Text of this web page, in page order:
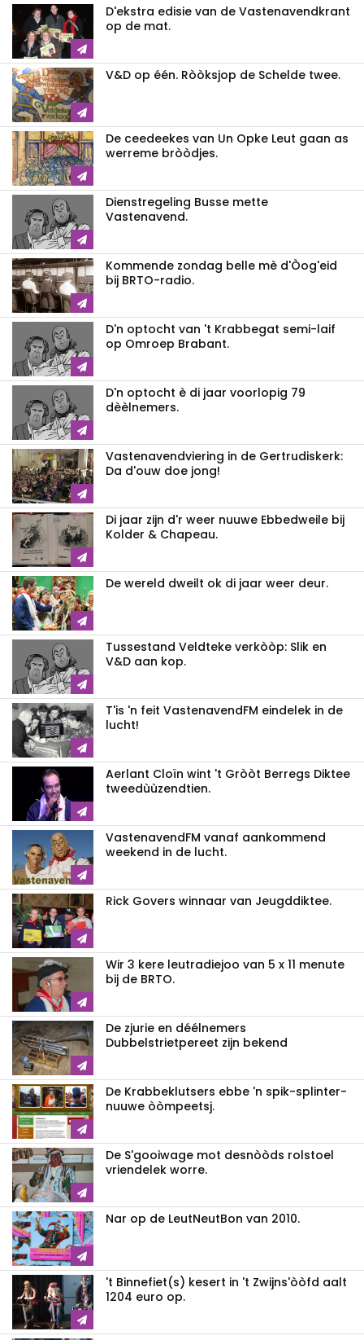
D'ekstra edisie van de Vastenavendkrant
op de mat.
V&D op één. Ròòksjop de Schelde twee.
De ceedeekes van Un Opke Leut gaan as
werreme bròòdjes.
Dienstregeling Busse mette
Vastenavend.
Kommende zondag belle mè d'Òog'eid
bij BRTO-radio.
D'n optocht van 't Krabbegat semi-laif
op Omroep Brabant.
D'n optocht è di jaar voorlopig 79
dèèlnemers.
Vastenavendviering in de Gertrudiskerk:
Da d'ouw doe jong!
Di jaar zijn d'r weer nuuwe Ebbedweile bij
Kolder & Chapeau.
De wereld dweilt ok di jaar weer deur.
Tussestand Veldteke verkòòp: Slik en
V&D aan kop.
T'is 'n feit VastenavendFM eindelek in de
lucht!
Aerlant Cloïn wint 't Gròòt Berregs Diktee
tweedùùzendtien.
VastenavendFM vanaf aankommend
weekend in de lucht.
Rick Govers winnaar van Jeugddiktee.
Wir 3 kere leutradiejoo van 5 x 11 menute
bij de BRTO.
De zjurie en déélnemers
Dubbelstrietpereet zijn bekend
De Krabbeklutsers ebbe 'n spik-splinter-
nuuwe òòmpeetsj.
De S'gooiwage mot desnòòds rolstoel
vriendelek worre.
Nar op de LeutNeutBon van 2010.
't Binnefiet(s) kesert in 't Zwijns'òòfd aalt
1204 euro op.